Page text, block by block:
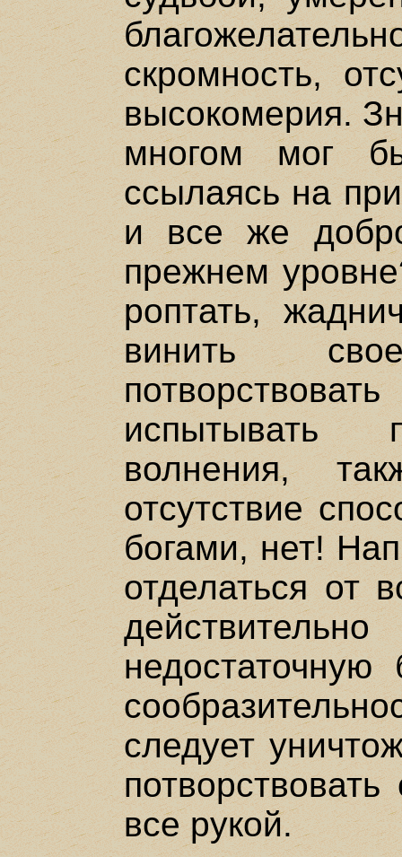
скромность,
высокомерия.
многом мог
ссылаясь на
и все же
прежнем
роптать,
винить
испытывать
волнения,
отсутствие
богами, нет!
отделаться от
следует
все рукой.